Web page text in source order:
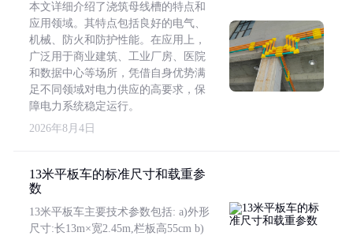
本文详细介绍了浇筑母线槽的特点和
应用领域。其特点包括良好的电气、
机械、防火和防护性能。在应用上，
广泛用于商业建筑、工业厂房、医院
和数据中心等场所，凭借自身优势满
足不同领域对电力供应的高要求，保
障电力系统稳定运行。
2026年8月4日
13米平板车的标准尺寸和载重参
数
13米平板车主要技术参数包括: a)外形
尺寸:长13m×宽2.45m,栏板高55cm b)